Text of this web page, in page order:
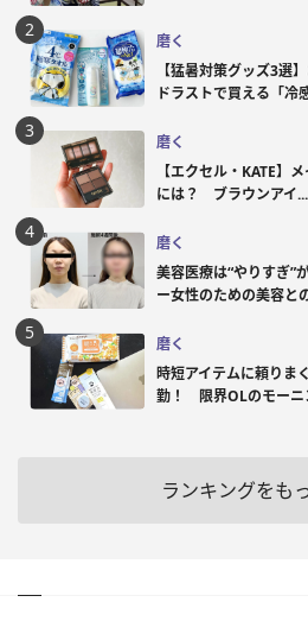
磨く
【猛暑対策グッズ3選
ドラストで買える「冷
磨く
【エクセル・KATE】
には？ ブラウンアイ...
磨く
美容医療は“やりすぎ
ー女性のための美容と
磨く
時短アイテムに頼りま
勤！ 限界OLのモーニ
ランキングをも